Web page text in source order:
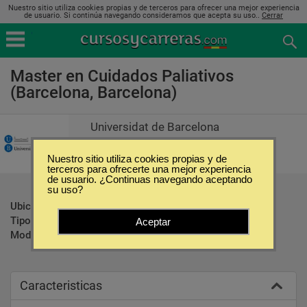
Nuestro sitio utiliza cookies propias y de terceros para ofrecer una mejor experiencia
de usuario. Si continúa navegando consideramos que acepta su uso.. Cerrar
Master en Cuidados Paliativos
(Barcelona, Barcelona)
Universidat de Barcelona
Ubicación:
Barcelona - Barcelona
Tipo:
Modalidad:
Presencial
Caracteristicas
Nuestro sitio utiliza cookies propias y de
terceros para ofrecerte una mejor experiencia
de usuario. ¿Continuas navegando aceptando
su uso?
Aceptar